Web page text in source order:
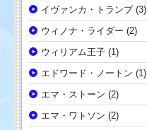
イヴァンカ・トランプ(3)
ウィノナ・ライダー (2)
ウィリアム王子 (1)
エドワード・ノートン (1)
エマ・ストーン (2)
エマ・ワトソン (2)